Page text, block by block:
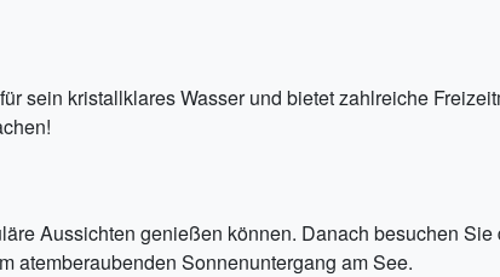
sein kristallklares Wasser und bietet zahlreiche
Aussichten genießen können. Danach besuchen
atemberaubenden Sonnenuntergang am See.